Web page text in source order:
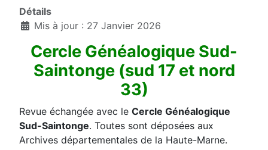
Détails
Mis à jour : 27 Janvier 2026
Cercle Généalogique Sud-
Saintonge (sud 17 et nord
33)
Revue échangée avec le Cercle Généalogique
Sud-Saintonge. Toutes sont déposées aux
Archives départementales de la Haute-Marne.